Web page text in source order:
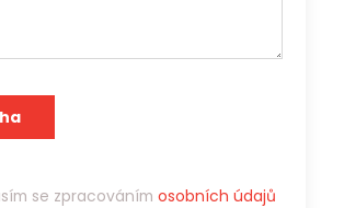
se zpracováním osobních údajů